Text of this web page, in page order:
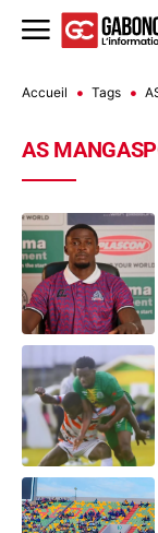
Accueil Tags
AS